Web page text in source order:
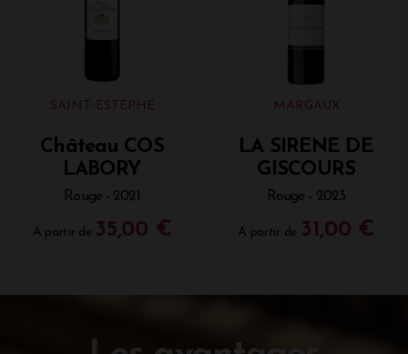
SAINT-ESTÈPHE
Château COS
LABORY
Rouge - 2021
A partir de 35,00 €
MARGAUX
LA SIRENE DE
GISCOURS
Rouge - 2023
A partir de 31,00 €